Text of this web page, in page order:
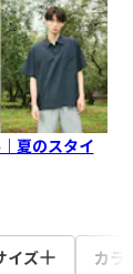
夏のスタイ
イズ カラ